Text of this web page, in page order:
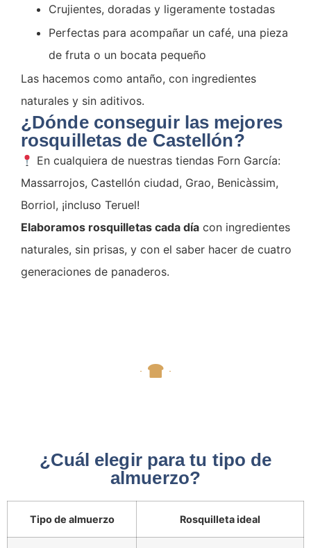
Crujientes, doradas y ligeramente tostadas
Perfectas para acompañar un café, una pieza
de fruta o un bocata pequeño
Las hacemos como antaño, con ingredientes
naturales y sin aditivos.
¿Dónde conseguir las mejores
rosquilletas de Castellón?
En cualquiera de nuestras tiendas Forn García:
Massarrojos, Castellón ciudad, Grao, Benicàssim,
Borriol, ¡incluso Teruel!
Elaboramos rosquilletas cada día con ingredientes
naturales, sin prisas, y con el saber hacer de cuatro
generaciones de panaderos.
¿Cuál elegir para tu tipo de
almuerzo?
Tipo de almuerzo Rosquilleta ideal